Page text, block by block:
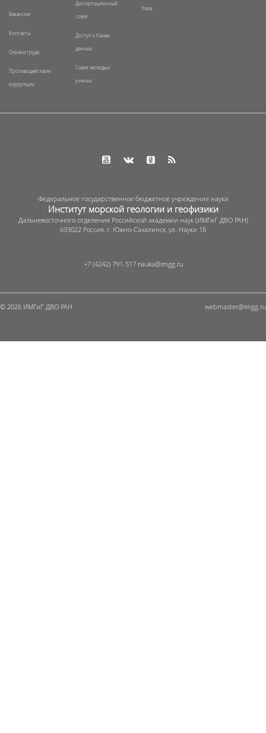
Вакансии
Контакты
Охрана труда
Противодействие
коррупции
Диссертационный
совет
Доступ к базам
данных
Совет молодых
ученых
база
Федеральное государственное бюджетное учреждение науки
Институт морской геологии и геофизики
Дальневосточного отделения Российской академии наук (ИМГиГ ДВО РАН)
693022 Россия, г. Южно-Сахалинск, ул. Науки 1Б
+7 (4242) 791-517
© 2026 ИМГиГ ДВО РАН